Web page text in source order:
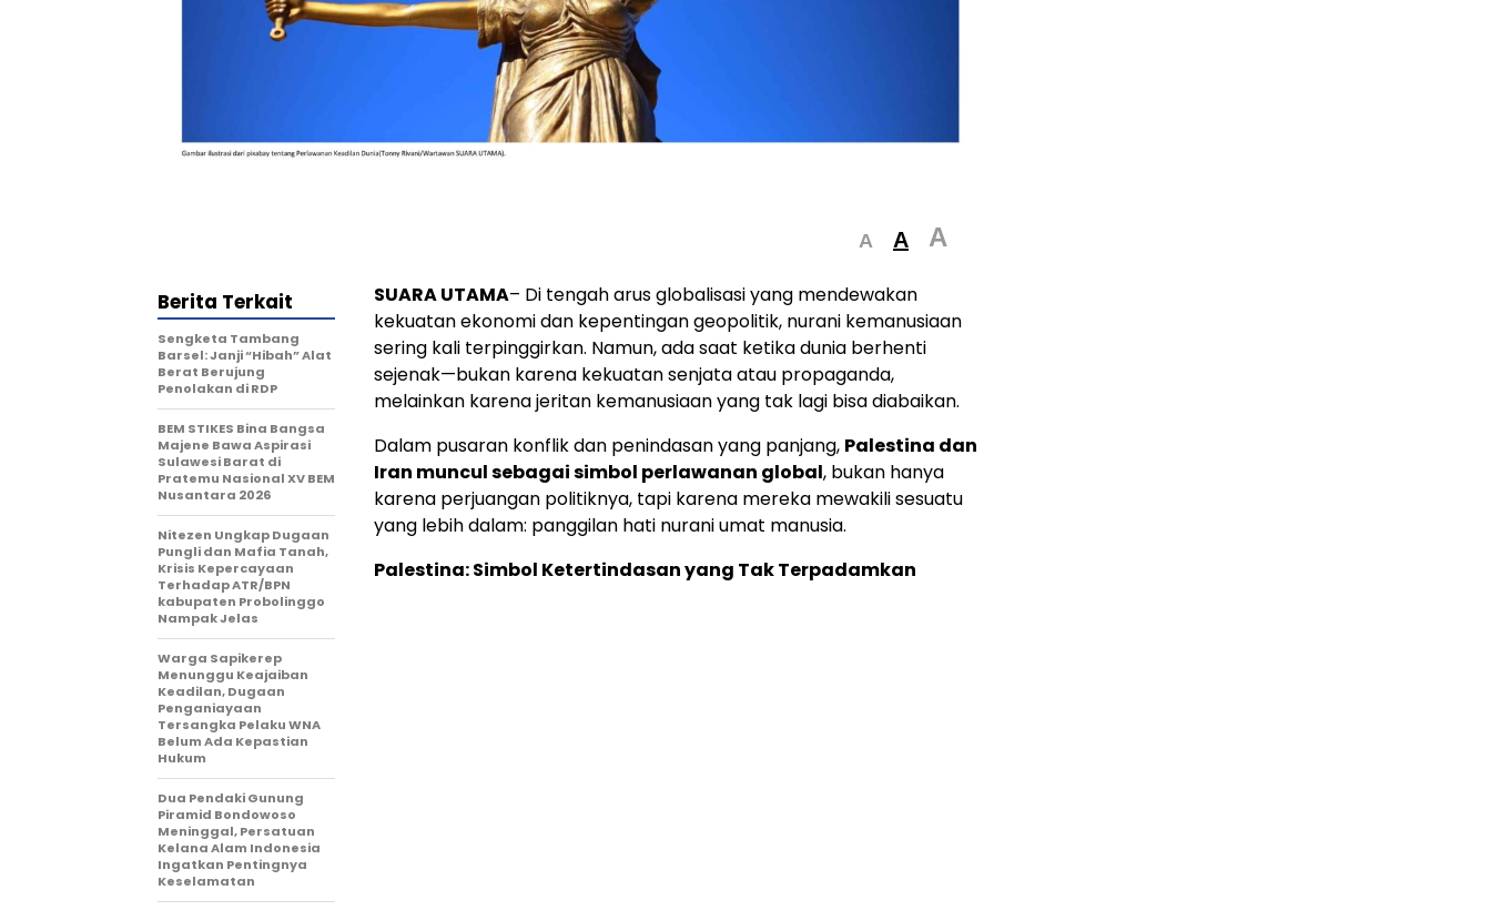
A A A
SUARA UTAMA– Di tengah arus globalisasi yang mendewakan
kekuatan ekonomi dan kepentingan geopolitik, nurani kemanusiaan
sering kali terpinggirkan. Namun, ada saat ketika dunia berhenti
sejenak—bukan karena kekuatan senjata atau propaganda,
melainkan karena jeritan kemanusiaan yang tak lagi bisa diabaikan.
Dalam pusaran konflik dan penindasan yang panjang, Palestina dan
Iran muncul sebagai simbol perlawanan global, bukan hanya
karena perjuangan politiknya, tapi karena mereka mewakili sesuatu
yang lebih dalam: panggilan hati nurani umat manusia.
Palestina: Simbol Ketertindasan yang Tak Terpadamkan
Berita Terkait
Sengketa Tambang
Barsel: Janji “Hibah” Alat
Berat Berujung
Penolakan di RDP
BEM STIKES Bina Bangsa
Majene Bawa Aspirasi
Sulawesi Barat di
Pratemu Nasional XV BEM
Nusantara 2026
Nitezen Ungkap Dugaan
Pungli dan Mafia Tanah,
Krisis Kepercayaan
Terhadap ATR/BPN
kabupaten Probolinggo
Nampak Jelas
Warga Sapikerep
Menunggu Keajaiban
Keadilan, Dugaan
Penganiayaan
Tersangka Pelaku WNA
Belum Ada Kepastian
Hukum
Dua Pendaki Gunung
Piramid Bondowoso
Meninggal, Persatuan
Kelana Alam Indonesia
Ingatkan Pentingnya
Keselamatan